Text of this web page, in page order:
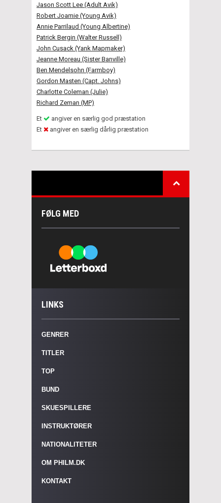
Jason Scott Lee (Adult Avik)
Robert Joamie (Young Avik)
Annie Parrilaud (Young Albertine)
Patrick Bergin (Walter Russell)
John Cusack (Yank Mapmaker)
Jeanne Moreau (Sister Banville)
Ben Mendelsohn (Farmboy)
Gordon Masten (Capt. Johns)
Charlotte Coleman (Julie)
Richard Zeman (MP)
Et
angiver en særlig god præstation
Et
angiver en særlig dårlig præstation
FØLG MED
LINKS
GENRER
TITLER
TOP
BUND
SKUESPILLERE
INSTRUKTØRER
NATIONALITETER
OM PHILM.DK
KONTAKT